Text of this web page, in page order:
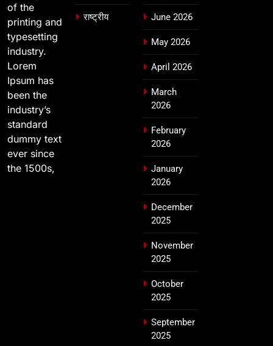
of the
printing and
typesetting
industry.
Lorem
Ipsum has
been the
industry’s
standard
dummy text
ever since
the 1500s,
राष्ट्रीय June 2026
May 2026
April 2026
March
2026
February
2026
January
2026
December
2025
November
2025
October
2025
September
2025